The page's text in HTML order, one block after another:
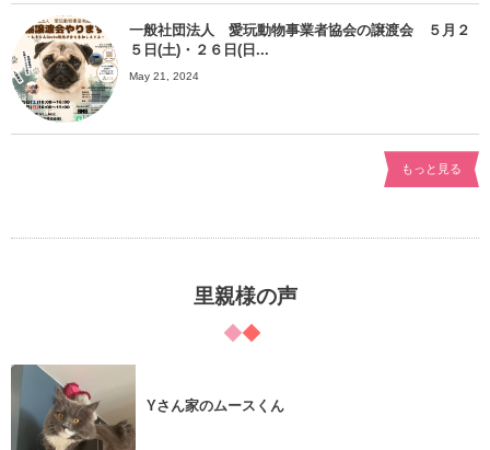
一般社団法人 愛玩動物事業者協会の譲渡会 ５月２
５日(土)・２６日(日...
May 21, 2024
もっと見る
里親様の声
Yさん家のムースくん